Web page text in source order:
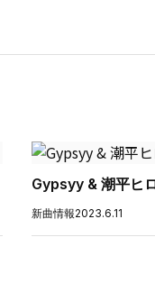
Gypsyy & 潮平ヒ
新曲情報2023.6.11